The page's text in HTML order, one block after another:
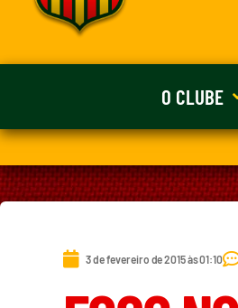
O CLUBE
3 de fevereiro de 2015 às 01:10